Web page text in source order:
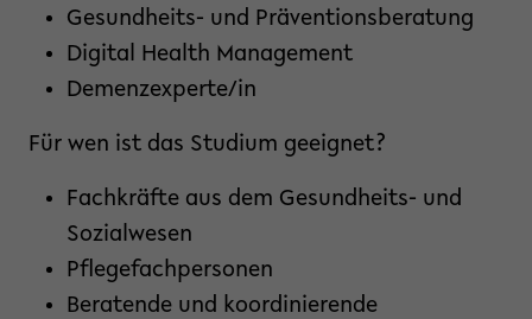
Gesundheits- und Präventionsberatung
Digital Health Management
Demenzexperte/in
Für wen ist das Studium geeignet?
Fachkräfte aus dem Gesundheits- und
Sozialwesen
Pflegefachpersonen
Beratende und koordinierende